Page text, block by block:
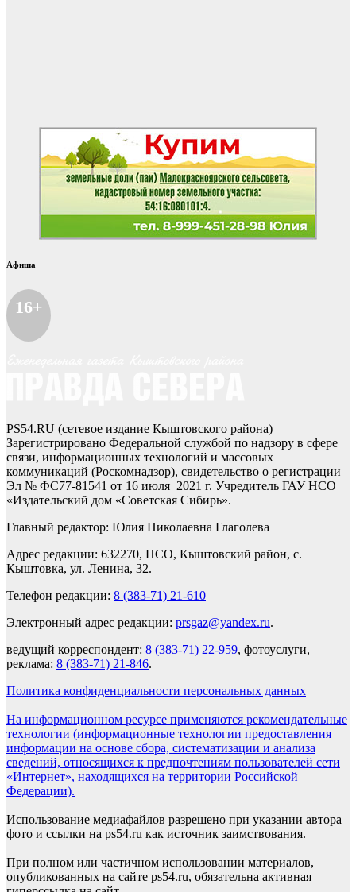
Афиша
16+
PS54.RU (сетевое издание Кыштовского района)
Зарегистрировано Федеральной службой по надзору в сфере
связи, информационных технологий и массовых
коммуникаций (Роскомнадзор), свидетельство о регистрации
Эл № ФС77-81541 от 16 июля 2021 г. Учредитель ГАУ НСО
«Издательский дом «Советская Сибирь».
Главный редактор: Юлия Николаевна Глаголева
Адрес редакции: 632270, НСО, Кыштовский район, с.
Кыштовка, ул. Ленина, 32.
Телефон редакции: 8 (383-71) 21-610
Электронный адрес редакции: prsgaz@yandex.ru.
ведущий корреспондент: 8 (383-71) 22-959, фотоуслуги,
реклама: 8 (383-71) 21-846.
Политика конфиденциальности персональных данных
На информационном ресурсе применяются рекомендательные
технологии (информационные технологии предоставления
информации на основе сбора, систематизации и анализа
сведений, относящихся к предпочтениям пользователей сети
«Интернет», находящихся на территории Российской
Федерации).
Использование медиафайлов разрешено при указании автора
фото и ссылки на ps54.ru как источник заимствования.
При полном или частичном использовании материалов,
опубликованных на сайте ps54.ru, обязательна активная